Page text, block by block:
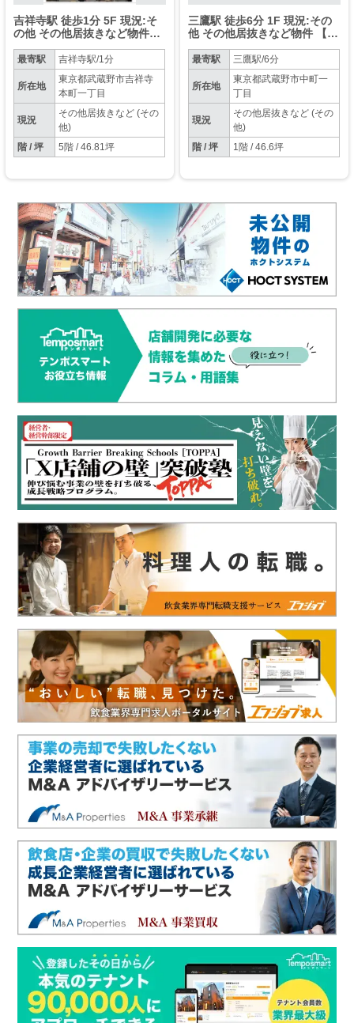
吉祥寺駅 徒歩1分 5F 現況:そ
の他 その他居抜きなど物件
最寄駅 吉祥寺駅/1分
所在地
東京都武蔵野市吉祥寺
本町一丁目
現況
その他居抜きなど (その
他)
階 / 坪
5階 / 46.81坪
三鷹駅 徒歩6分 1F 現況:その
他 その他居抜きなど物件 【飲
最寄駅 三鷹駅/6分
所在地
東京都武蔵野市中町一
丁目
現況
その他居抜きなど (その
他)
階 / 坪
1階 / 46.6坪